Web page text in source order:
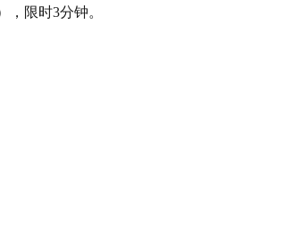
限时3分钟。